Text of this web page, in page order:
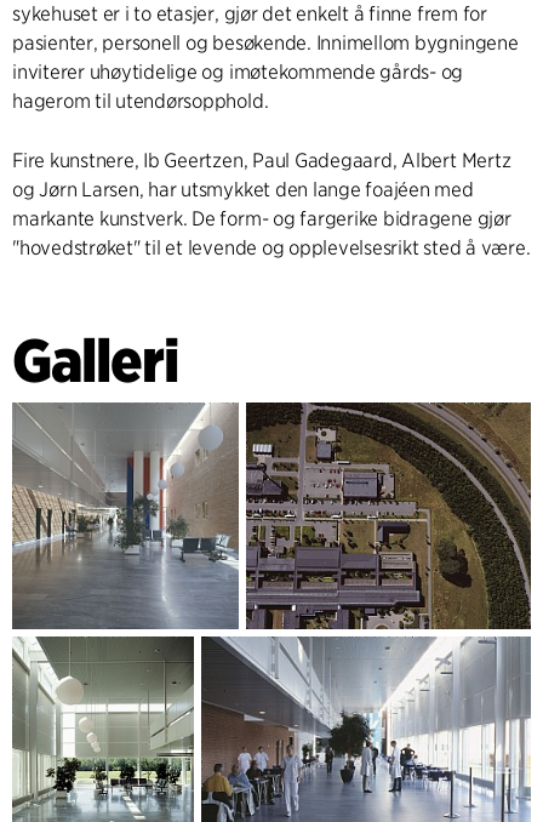
sykehuset er i to etasjer, gjør det enkelt å finne frem for
pasienter, personell og besøkende. Innimellom bygningene
inviterer uhøytidelige og imøtekommende gårds- og
hagerom til utendørsopphold.
Fire kunstnere, Ib Geertzen, Paul Gadegaard, Albert Mertz
og Jørn Larsen, har utsmykket den lange foajéen med
markante kunstverk. De form- og fargerike bidragene gjør
"hovedstrøket" til et levende og opplevelsesrikt sted å være.
Galleri